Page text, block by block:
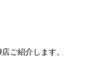
ご紹介します。